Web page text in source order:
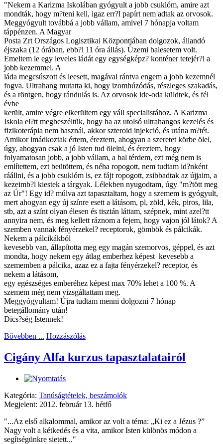
"Nekem a Karizma Iskolában gyógyult a jobb csuklóm, amire azt
mondták, hogy m?teni kell, igaz err?l papírt nem adtak az orvosok.
Meggyógyult továbbá a jobb vállam, amivel 7 hónapja voltam
táppénzen. A Magyar
Posta Zrt Országos Logisztikai Központjában dolgozok, állandó
éjszaka (12 órában, ebb?l 11 óra állás). Üzemi balesetem volt.
Emeltem le egy leveles ládát egy egységképz? konténer tetejér?l a
jobb kezemmel. A
láda megcsúszott és leesett, magával rántva engem a jobb kezemnél
fogva. Ultrahang mutatta ki, hogy izomhúzódás, részleges szakadás,
és a röntgen, hogy rándulás is. Az orvosok ide-oda küldtek, és fél
évbe
került, amire végre elkerültem egy váll specialistához. A Karizma
Iskola el?tt megbeszéltük, hogy ha az utolsó ultrahangos kezelés és
fizikoterápia nem használ, akkor szteroid injekció, és utána m?tét.
Amikor imádkoztak értem, éreztem, ahogyan a szeretet körbe ölel,
úgy, ahogyan csak a jó Isten tud ölelni, és éreztem, hogy
folyamatosan jobb, a jobb vállam, a bal térdem, ezt még nem is
említettem, ezt beütöttem, és néha ropogott, nem tudtam id?nként
ráállni, és a jobb csuklóm is, ez fájt ropogott, zsibbadtak az újjaim, a
kezeimb?l kiestek a tárgyak. Lélekben nyugodtam, úgy "m?tött meg
az Úr"! Egy id? múlva azt tapasztaltam, hogy a szemem is gyógyult,
mert ahogyan egy új színre esett a látásom, pl, zöld, kék, piros, lila,
stb, azt a színt olyan élesen és tisztán láttam, szépnek, mint azel?tt
annyira nem, és meg kellett ráznom a fejem, hogy vajon jól látok? A
szemben vannak fényérzekel? receptorok, gömbök és pálcikák.
Nekem a pálcikákból
kevesebb van, állapította meg egy magán szemorvos, géppel, és azt
mondta, hogy nekem egy átlag emberhez képest kevesebb a
szememben a pálcika, azaz ez a fajta fényérzekel? receptor, és
nekem a látásom,
egy egészséges emberéhez képest max 70% lehet a 100 %. A
szemem még nem vizsgáltattam meg.
Meggyógyultam! Újra tudtam menni dolgozni 7 hónap
betegállomány után!
Dics?ség Istennek!
Bővebben ... Hozzászólás
Cigány Alfa kurzus tapasztalatairól
Kategória: Tanúságtételek, beszámolók
Megjelent: 2012. február 13. hétfő
"...Az első alkalommal, amikor az volt a téma: „Ki ez a Jézus ?”
Nagy volt a kétkedés és a vita, amikor Isten különös módon a
segítségünkre sietett..."